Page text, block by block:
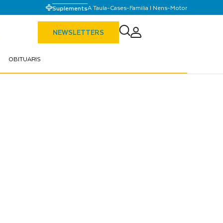
SuplementsA Taula-Cases-Familia I Nens-Motor
NEWSLETTERS
OBITUARIS